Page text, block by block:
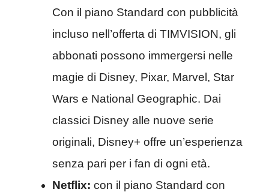
Con il piano Standard con pubblicità
incluso nell’offerta di TIMVISION, gli
abbonati possono immergersi nelle
magie di Disney, Pixar, Marvel, Star
Wars e National Geographic. Dai
classici Disney alle nuove serie
originali, Disney+ offre un’esperienza
senza pari per i fan di ogni età.
Netflix: con il piano Standard con